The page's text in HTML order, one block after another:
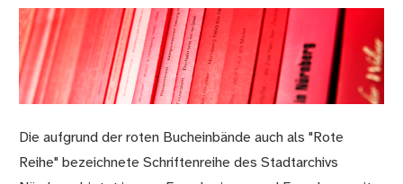
Die aufgrund der roten Bucheinbände auch als "Rote
Reihe" bezeichnete Schriftenreihe des Stadtarchivs